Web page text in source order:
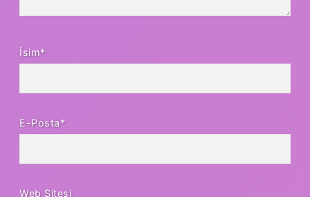
İsim*
E-Posta*
Web Sitesi